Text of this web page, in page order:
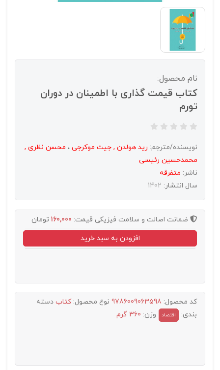
نام محصول:
کتاب قیمت گذاری با اطمینان در دوران
تورم
نویسنده/مترجم: رید هولدن , جیت موکرجی ، محسن نظری ,
محمدحسین رئیسی
ناشر: متفرقه
سال انتشار: 1402
ضمانت اصالت و سلامت فیزیکی قیمت: 160,000 تومان
افزودن به سبد خرید
کد محصول: 9786009063598 نوع محصول:کتاب دسته
بندی:
اقتصاد وزن: 360 گرم